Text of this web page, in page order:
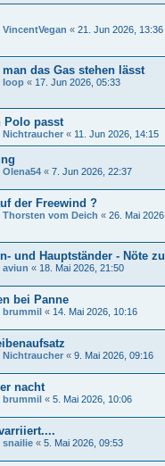
VincentVegan « 21. Jun 2026, 13:36
das Gas stehen lässt
loop « 17. Jun 2026, 05:33
Polo passt
Nichtraucher « 11. Jun 2026, 14:15
Olena54 « 7. Jun 2026, 22:37
der Freewind ?
Thorsten vom Deich « 26. Mai
und Hauptständer - Nöte
aviun « 18. Mai 2026, 21:50
bei Panne
brummil « 14. Mai 2026, 10:16
Nichtraucher « 9. Mai 2026, 09:16
nacht
brummil « 5. Mai 2026, 10:06
snailie « 5. Mai 2026, 09:53